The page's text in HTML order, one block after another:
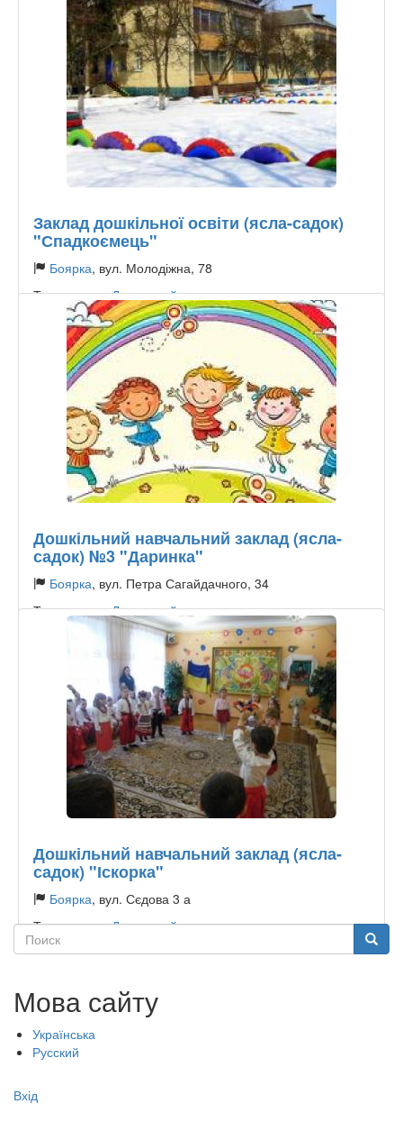
Заклад дошкільної освіти (ясла-садок)
"Спадкоємець"
Боярка, вул. Молодіжна, 78
Тип садочку:Державний
Дошкільний навчальний заклад (ясла-
садок) №3 "Даринка"
Боярка, вул. Петра Сагайдачного, 34
Тип садочку:Державний
Дошкільний навчальний заклад (ясла-
садок) "Іскорка"
Боярка, вул. Сєдова 3 а
Тип садочку:Державний
Поиск Поиск
Мова сайту
Українська
Русский
Меню
Вхід